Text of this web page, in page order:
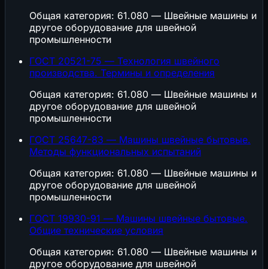
Общая категория: 61.080 — Швейные машины и
другое оборудование для швейной
промышленности
ГОСТ 20521-75 — Технология швейного
производства. Термины и определения
Общая категория: 61.080 — Швейные машины и
другое оборудование для швейной
промышленности
ГОСТ 25647-83 — Машины швейные бытовые.
Методы функциональных испытаний
Общая категория: 61.080 — Швейные машины и
другое оборудование для швейной
промышленности
ГОСТ 19930-91 — Машины швейные бытовые.
Общие технические условия
Общая категория: 61.080 — Швейные машины и
другое оборудование для швейной